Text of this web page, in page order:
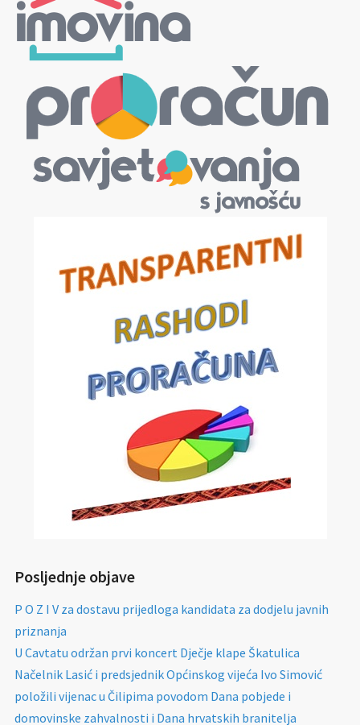
Posljednje objave
P O Z I V za dostavu prijedloga kandidata za dodjelu javnih
priznanja
U Cavtatu održan prvi koncert Dječje klape Škatulica
Načelnik Lasić i predsjednik Općinskog vijeća Ivo Simović
položili vijenac u Čilipima povodom Dana pobjede i
domovinske zahvalnosti i Dana hrvatskih branitelja